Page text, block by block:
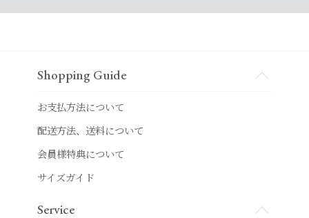
Shopping Guide
お支払方法について
配送方法、送料について
会員様特典について
サイズガイド
Service